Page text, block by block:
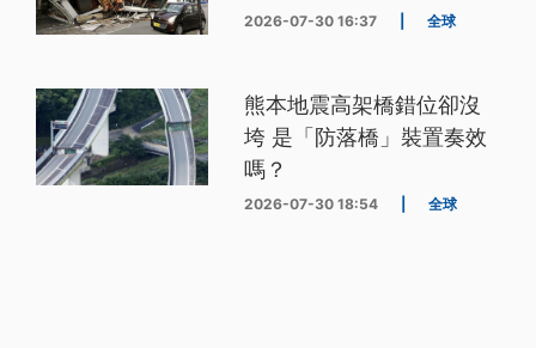
2026-07-30 16:37 全球
熊本地震高架橋錯位卻沒
垮 是「防落橋」裝置奏效
嗎？
2026-07-30 18:54 全球